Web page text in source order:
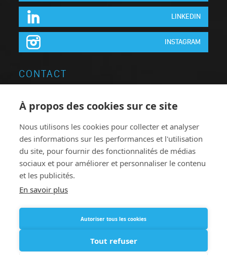
LINKEDIN
INSTAGRAM
CONTACT
Brugsesteenweg 64
8740 Pittem
T:+32 051.46 62 63
F: +32 051.46 78 38
neonelite@neonelite.com
À propos des cookies sur ce site
Nous utilisons les cookies pour collecter et analyser
des informations sur les performances et l'utilisation
du site, pour fournir des fonctionnalités de médias
sociaux et pour améliorer et personnaliser le contenu
et les publicités.
En savoir plus
Autoriser tous les cookies
Tout refuser